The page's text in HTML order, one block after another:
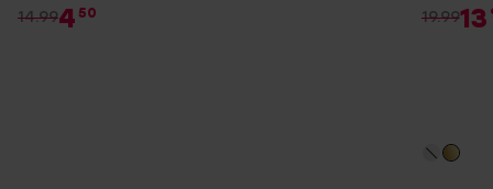
14.994 50
19.9913